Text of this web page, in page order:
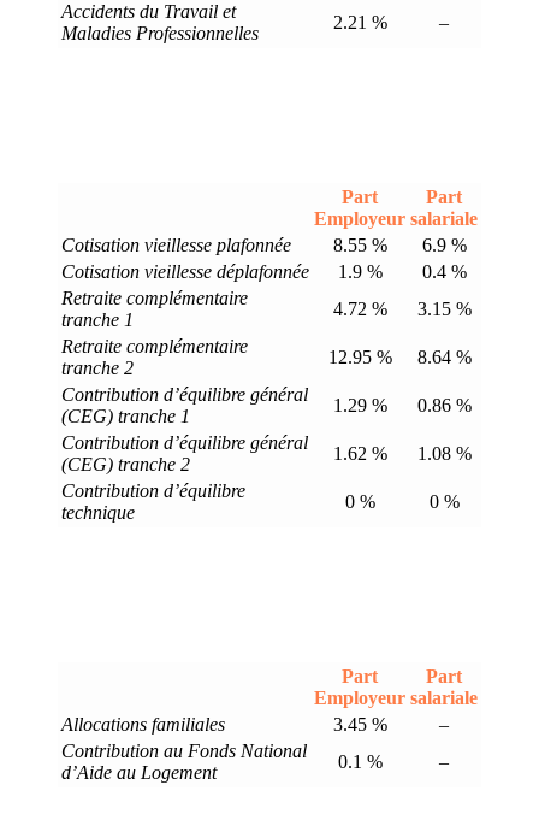
Accidents du Travail et
Maladies Professionnelles
2.21 % –
Part
Employeur
Part
salariale
Cotisation vieillesse plafonnée
8.55 %
6.9 %
Cotisation vieillesse déplafonnée
1.9 %
0.4 %
Retraite complémentaire
tranche 1
4.72 %
3.15 %
Retraite complémentaire
tranche 2
12.95 %
8.64 %
Contribution d’équilibre général
(CEG) tranche 1
1.29 %
0.86 %
Contribution d’équilibre général
(CEG) tranche 2
1.62 %
1.08 %
Contribution d’équilibre
technique
0 % 0 %
Part
Employeur
Part
salariale
Allocations familiales
3.45 %
–
Contribution au Fonds National
d’Aide au Logement
0.1 % –